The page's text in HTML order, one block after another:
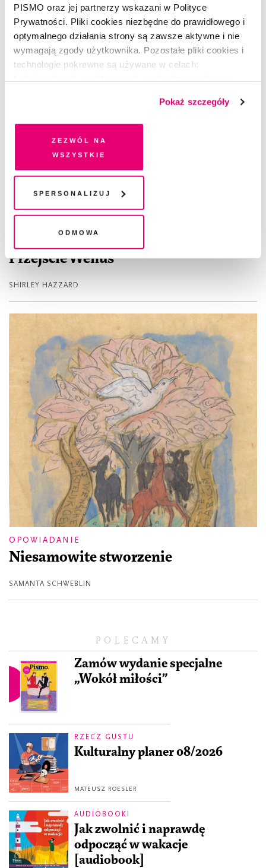
PISMO oraz jej partnerzy wskazani w Polityce
Prywatności. Pliki cookies niezbędne do prawidłowego i
optymalnego działania strony są zawsze aktywne i nie
wymagają zgody użytkownika. Pozostałe pliki cookies i
technologie pokrewne są używane w celach:
dobrowolną zgodę na pliki cookies i technologie
pokrewne, zgadzasz się na przechowywanie informacji
na Twoim urządzeniu końcowym lub dostęp do niego i
przetwarzanie danych. Zgodę na wszystkie lub niektóre
chwili wycofać lub ponowić w zakładce "Ustawienia
plików cookie". Wycofanie zgody nie wpływa na
legalność przetwarzania danych przed jej wycofaniem
Pokaż szczegóły
Zezwól na
wszystkie
Spersonalizuj
Odmowa
POLECAMY
Zamów wydanie specjalne
„Wokół miłości”
RZECZ GUSTU
Kulturalny planer 08/2026
MATEUSZ ROESLER
AUDIOBOOKI
Jak zwolnić i naprawdę
odpocząć w wakacje
[audiobook]
Przejście Wenus
SHIRLEY HAZZARD
OPOWIADANIE
Niesamowite stworzenie
SAMANTA SCHWEBLIN